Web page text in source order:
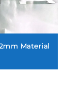
Material